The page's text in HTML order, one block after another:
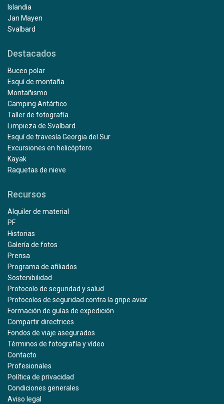
Islandia
Jan Mayen
Svalbard
Destacados
Buceo polar
Esquí de montaña
Montañismo
Camping Antártico
Taller de fotografía
Limpieza de Svalbard
Esquí de travesía Georgia del Sur
Excursiones en helicóptero
Kayak
Raquetas de nieve
Recursos
Alquiler de material
PF
Historias
Galería de fotos
Prensa
Programa de afiliados
Sostenibilidad
Protocolo de seguridad y salud
Protocolos de seguridad contra la gripe aviar
Formación de guías de expedición
Compartir directrices
Fondos de viaje asegurados
Términos de fotografía y vídeo
Contacto
Profesionales
Política de privacidad
Condiciones generales
Aviso legal